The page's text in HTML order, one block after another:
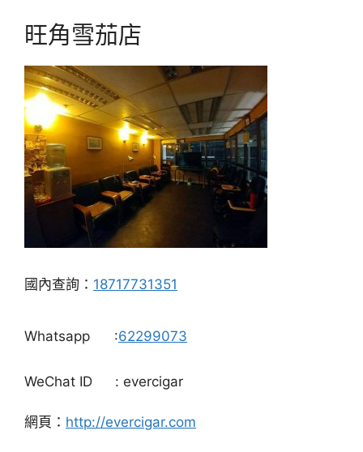
旺角雪茄店
國內查詢： 18717731351
Whatsapp :62299073
WeChat ID : evercigar
網頁： http://evercigar.com